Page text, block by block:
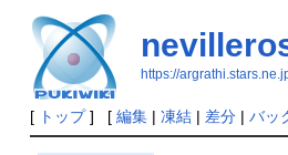
https://
[ トップ] [ 編集| 凍結| 差分| バッ